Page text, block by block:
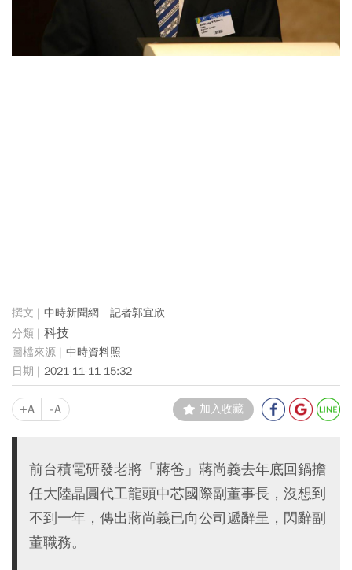
中時新聞網 記者郭宜欣
科技
中時資料照
2021-11-11 15:32
+A -A 加入收藏
前台積電研發老將「蔣爸」蔣尚義去年底回鍋擔
任大陸晶圓代工龍頭中芯國際副董事長，沒想到
不到一年，傳出蔣尚義已向公司遞辭呈，閃辭副
董職務。